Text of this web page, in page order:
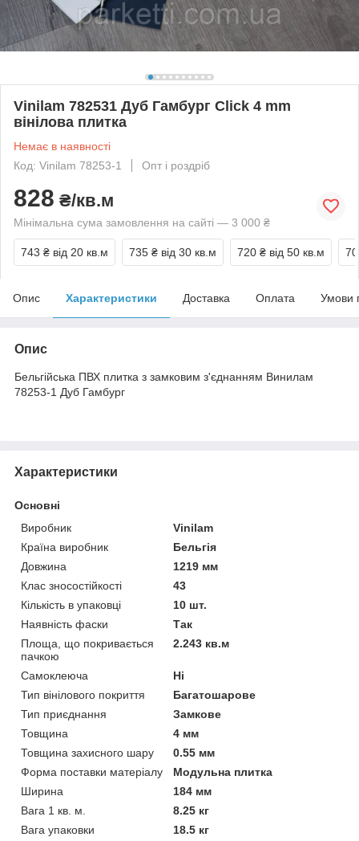
Vinilam 782531 Дуб Гамбург Click 4 mm
вінілова плитка
Немає в наявності
Код: Vinilam 78253-1
Опт і роздріб
828 ₴/кв.м
Мінімальна сума замовлення на сайті — 3 000 ₴
743 ₴ від 20 кв.м 735 ₴ від 30 кв.м 720 ₴ від 50 кв.м
Опис Характеристики Доставка Оплата Умови
Опис
Бельгійська ПВХ плитка з замковим з'єднанням Винилам
78253-1 Дуб Гамбург
Характеристики
Основні
Виробник
Vinilam
Країна виробник
Бельгія
Довжина
1219 мм
Клас зносостійкості
43
Кількість в упаковці
10 шт.
Наявність фаски
Так
Площа, що покривається
пачкою
2.243 кв.м
Самоклеюча
Ні
Тип вінілового покриття
Багатошарове
Тип приєднання
Замкове
Товщина
4 мм
Товщина захисного шару
0.55 мм
Форма поставки матеріалу
Модульна плитка
Ширина
184 мм
Вага 1 кв. м.
8.25 кг
Вага упаковки
18.5 кг